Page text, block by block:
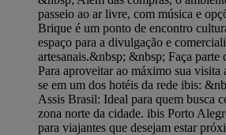
passeio ao ar livre, com música e
Brique é um ponto de encontro
espaço para a divulgação e
artesanais.&nbsp; &nbsp; Faça
Para aproveitar ao máximo sua visita
se em um dos hotéis da rede ibis:
Assis Brasil: Ideal para quem busca
zona norte da cidade. ibis Porto
para viajantes que desejam estar